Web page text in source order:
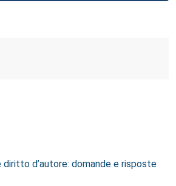
d’autore: domande e risposte